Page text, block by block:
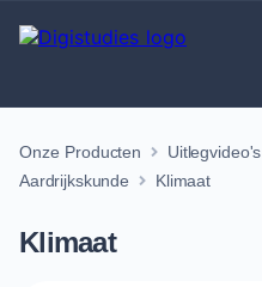
Exacte
vakken
vakken.
Taalvakken
Onze Producten Uitlegvideo's
Aardrijkskunde
Klimaat
Klimaat